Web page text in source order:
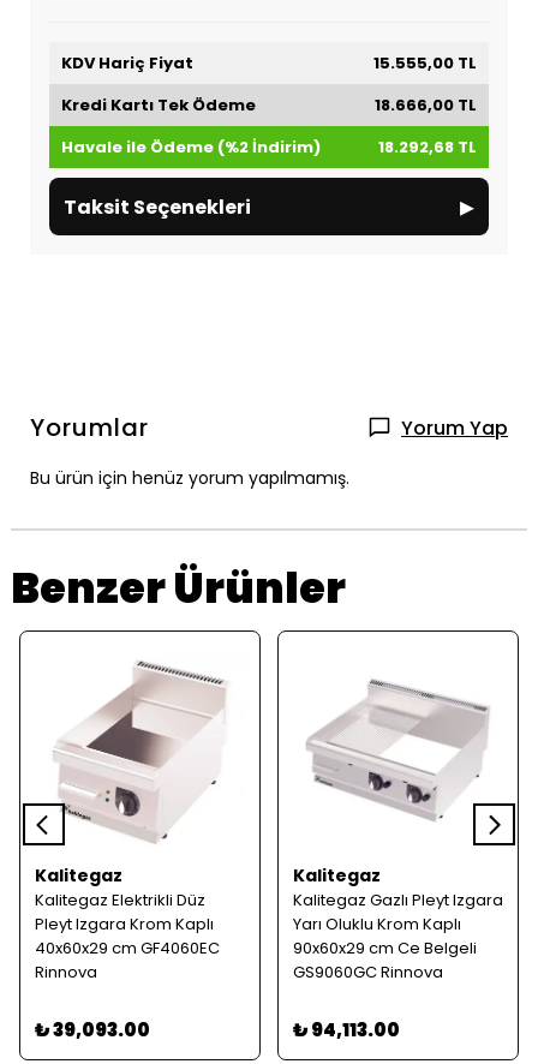
KDV Hariç Fiyat
15.555,00 TL
Kredi Kartı Tek Ödeme
18.666,00 TL
Havale ile Ödeme (%2 İndirim)
18.292,68 TL
Taksit Seçenekleri ▸
Yorumlar Yorum Yap
Bu ürün için henüz yorum yapılmamış.
Benzer Ürünler
Kalitegaz
Kalitegaz Elektrikli Düz
Pleyt Izgara Krom Kaplı
40x60x29 cm GF4060EC
Rinnova
₺ 39,093.00
Kalitegaz
Kalitegaz Gazlı Pleyt Izgara
Yarı Oluklu Krom Kaplı
90x60x29 cm Ce Belgeli
GS9060GC Rinnova
₺ 94,113.00